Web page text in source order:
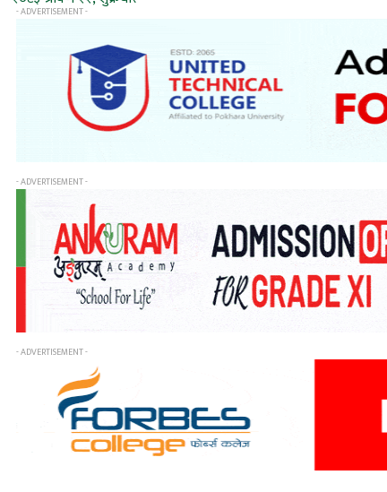
- ADVERTISEMENT -
- ADVERTISEMENT -
- ADVERTISEMENT -